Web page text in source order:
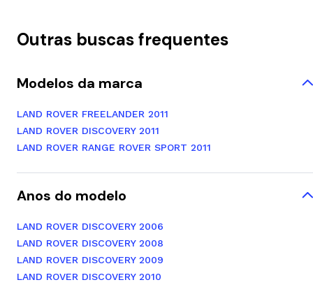
Outras buscas frequentes
Modelos da marca
LAND ROVER FREELANDER 2011
LAND ROVER DISCOVERY 2011
LAND ROVER RANGE ROVER SPORT 2011
Anos do modelo
LAND ROVER DISCOVERY 2006
LAND ROVER DISCOVERY 2008
LAND ROVER DISCOVERY 2009
LAND ROVER DISCOVERY 2010